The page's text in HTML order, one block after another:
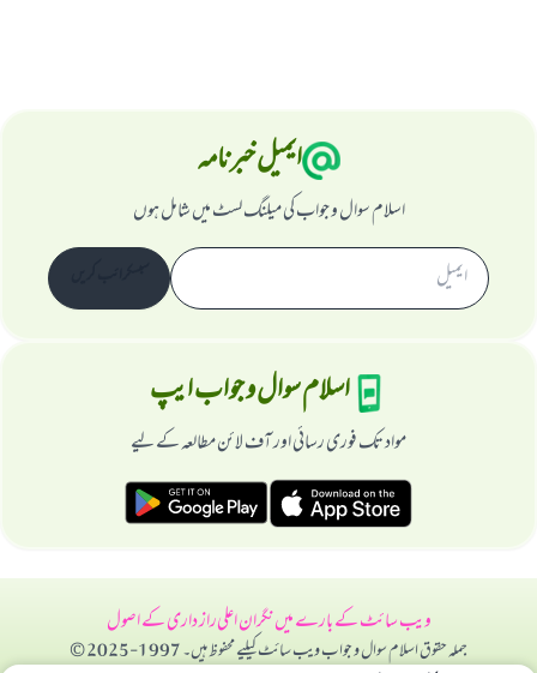
ایمیل خبرنامہ
اسلام سوال و جواب کی میلنگ لسٹ میں شامل ہوں
اسلام سوال و جواب ایپ
مواد تک فوری رسائی اور آف لائن مطالعہ کے لیے
ویب سائٹ کے بارے میںنگران اعلیراز داری کے اصول
جملہ حقوق اسلام سوال و جواب ویب سائٹ کیلیے محفوظ ہیں۔ 1997-2025 ©